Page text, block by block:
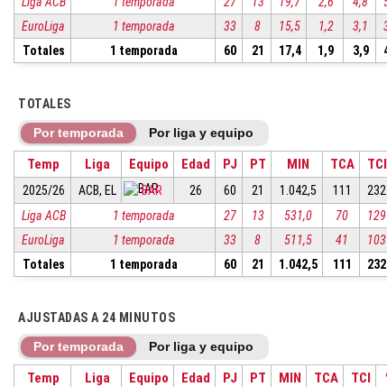
EuroLiga
1 temporada 33 8 15,5 1,2 3,1
Totales
1 temporada 60 21 17,4 1,9 3,9
TOTALES
Por temporada Por liga y equipo
Temp Liga Equipo Edad PJ PT MIN TCA TCI
2025/26 ACB, EL BAR 26 60 21 1.042,5 111 232
Liga ACB
1 temporada 27 13 531,0 70 129
EuroLiga
1 temporada 33 8 511,5 41 103
Totales
1 temporada 60 21 1.042,5 111 232
AJUSTADAS A 24 MINUTOS
Por temporada Por liga y equipo
Temp Liga Equipo Edad PJ PT MIN TCA TCI